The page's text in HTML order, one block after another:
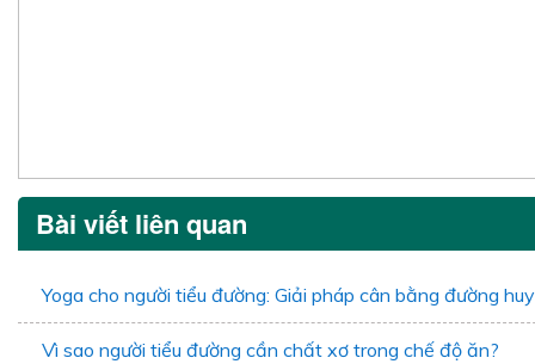
Bài viết liên quan
Yoga cho người tiểu đường: Giải pháp cân bằng đường
Vì sao người tiểu đường cần chất xơ trong chế độ ăn?